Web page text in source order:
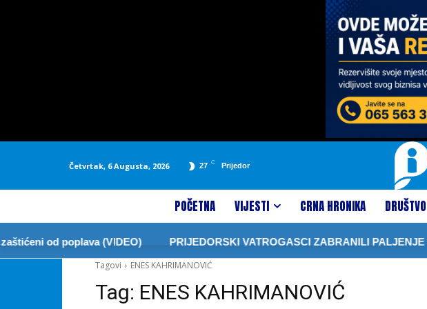
Četvrtak, 6 Augusta, 2026 27 C Prijedor
POČETNA VIJESTI CRNA HRONIKA DRUŠTVO
od poplava (VIDEO) PRIJEDORSKI VATROGASCI ZABRANILI PALJENJE
Tagovi
ENES KAHRIMANOVIĆ
Tag: ENES KAHRIMANOVIĆ